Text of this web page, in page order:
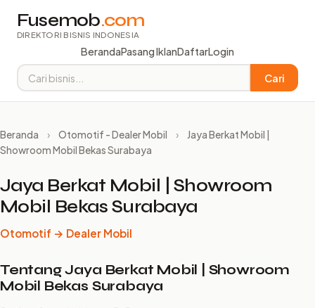
Fusemob.com
DIREKTORI BISNIS INDONESIA
BerandaPasang IklanDaftarLogin
Cari
Beranda › Otomotif - Dealer Mobil ›
Jaya Berkat Mobil |
Showroom Mobil Bekas Surabaya
Jaya Berkat Mobil | Showroom
Mobil Bekas Surabaya
Otomotif → Dealer Mobil
Tentang Jaya Berkat Mobil | Showroom
Mobil Bekas Surabaya